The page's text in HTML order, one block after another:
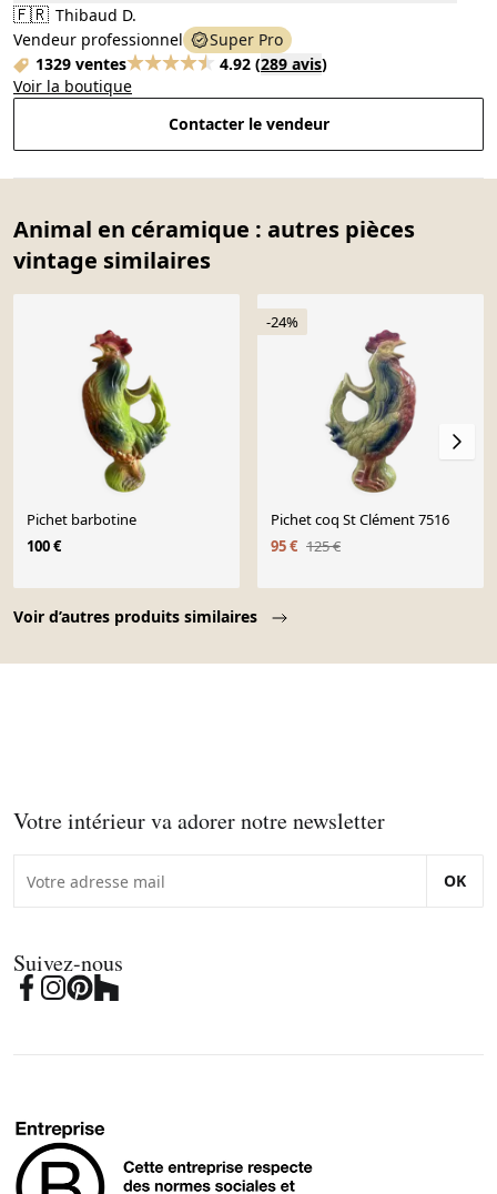
🇫🇷 Thibaud D.
Vendeur professionnel
Super Pro
1329 ventes
4.92 (289 avis)
Voir la boutique
Contacter le vendeur
Animal en céramique : autres pièces
vintage similaires
Voir d’autres produits similaires
Pichet barbotine
100 €
-24%
Pichet coq St Clément 7516
95 € 125 €
Votre intérieur va adorer notre newsletter
OK
Suivez-nous